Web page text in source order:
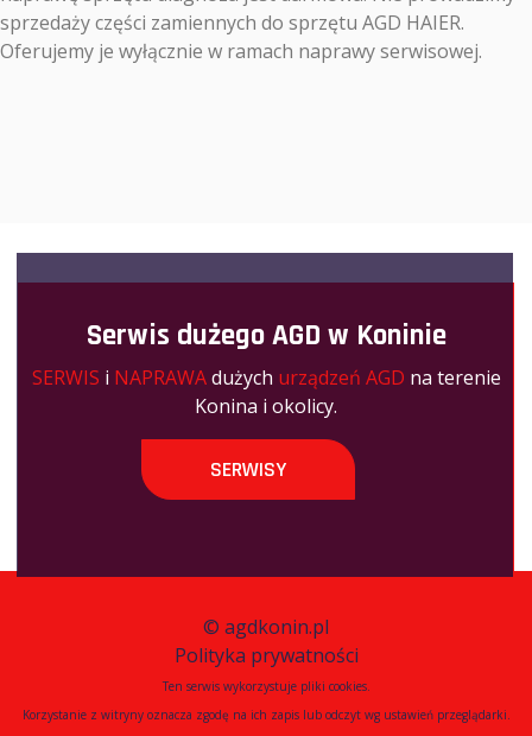
sprzedaży części zamiennych do sprzętu AGD HAIER.
Oferujemy je wyłącznie w ramach naprawy serwisowej.
Serwis dużego AGD w Koninie
SERWIS i NAPRAWAdużych urządzeń AGD na terenie
Konina i okolicy.
SERWISY
© agdkonin.pl
Polityka prywatności
Ten serwis wykorzystuje pliki cookies.
Korzystanie z witryny oznacza zgodę na ich zapis lub odczyt wg ustawień przeglądarki.